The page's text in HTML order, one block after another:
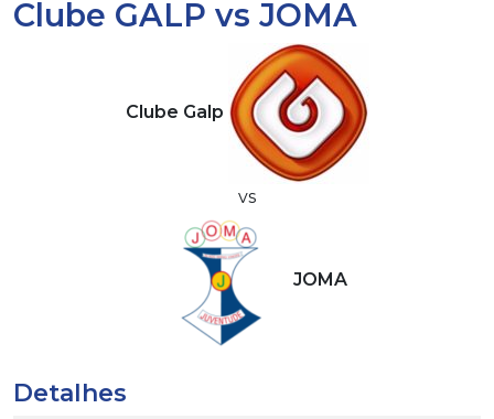
Clube GALP vs JOMA
Clube Galp
vs
JOMA
Detalhes